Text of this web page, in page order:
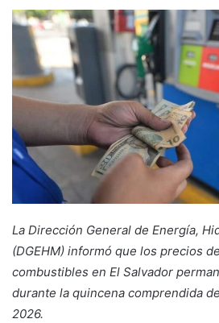
La Dirección General de Energía,
(DGEHM) informó que los precios
combustibles en El Salvador
durante la quincena comprendida
2026.